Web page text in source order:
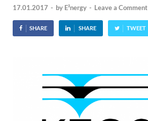
17.01.2017 - by E²nergy - Leave a Comment
SHARE SHARE TWEET